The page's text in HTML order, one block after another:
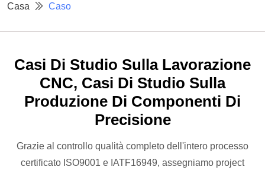
Casa Caso
Casi Di Studio Sulla Lavorazione
CNC, Casi Di Studio Sulla
Produzione Di Componenti Di
Precisione
Grazie al controllo qualità completo dell'intero processo
certificato ISO9001 e IATF16949, assegniamo project